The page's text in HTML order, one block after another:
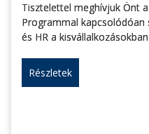
Tisztelettel meghívjuk Önt
Programmal kapcsolódóan
és HR a
Részletek